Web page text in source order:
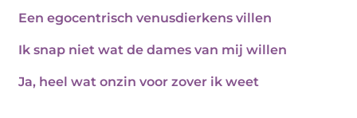
Een egocentrisch venusdierkens villen
Ik snap niet wat de dames van mij willen
Ja, heel wat onzin voor zover ik weet